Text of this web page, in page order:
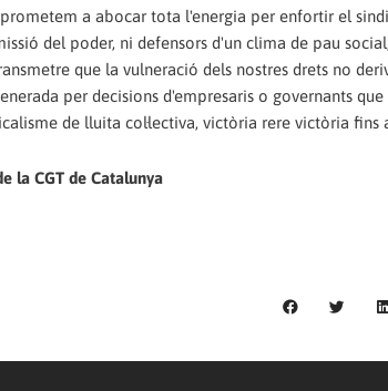
a abocar tota l'energia per enfortir el
del poder, ni defensors d'un clima de pau
que la vulneració dels nostres drets no
per decisions d'empresaris o governants
de lluita col·lectiva, victòria rere victòria fins
la CGT de Catalunya